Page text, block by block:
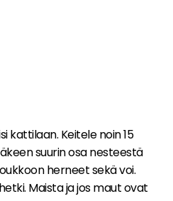
kattilaan. Keitele noin 15
suurin osa nesteestä
herneet sekä voi.
Maista ja jos maut ovat